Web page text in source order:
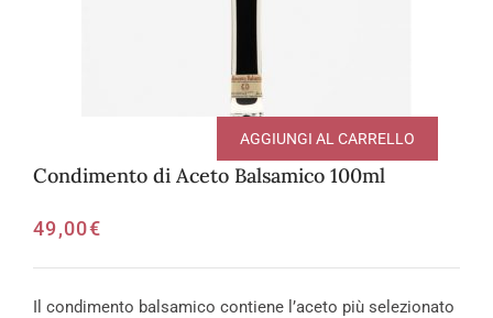
Condimento di Aceto Balsamico 100ml
49,00€
AGGIUNGI AL CARRELLO
Il condimento balsamico contiene l’aceto più selezionato